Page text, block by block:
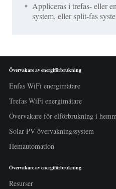
Appliceras i trefas- eller
system, eller split-fas
Övervakare av energiförbrukning
Enfas WiFi energimätare
Trefas WiFi energimätare
Övervakare för elförbrukning i
Solar PV övervakningssystem
Hemautomation
Övervakare av energiförbrukning
Resurser